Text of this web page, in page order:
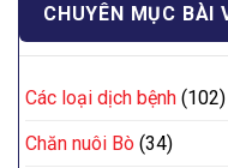
CHUYÊN MỤC BÀI
Các loại dịch bệnh (102)
Chăn nuôi Bò (34)